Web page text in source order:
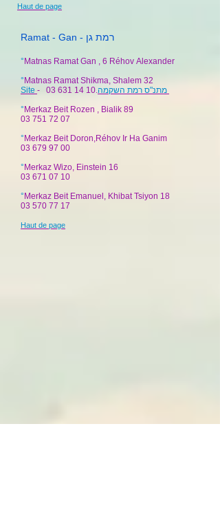
Haut de page
Ramat - Gan - רמת גן
° Matnas Ramat Gan , 6 Réhov Alexander
° Matnas Ramat Shikma, Shalem 32
Site - 03 631 14 10.
° Merkaz Beit Rozen , Bialik 89
03 751 72 07
° Merkaz Beit Doron,Réhov Ir Ha Ganim
03 679 97 00
° Merkaz Wizo, Einstein 16
03 671 07 10
° Merkaz Beit Emanuel, Khibat Tsiyon 18
03 570 77 17
Haut de page